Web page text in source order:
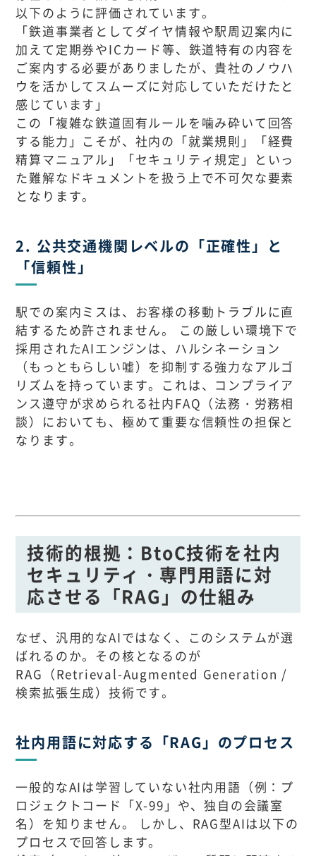
以下のように評価されています。
「鉄道事業者としてダイヤ情報や駅周辺案内に
加えて定期券やICカード等、鉄道特有の内容を
ご案内する必要がありましたが、貴社のノウハ
ウを活かしてスムーズに対応していただけたと
感じています」
この「複雑な鉄道固有ルールを噛み砕いて回答
する能力」こそが、社内の「就業規則」「経費
精算マニュアル」「セキュリティ規定」といっ
た難解なドキュメントを扱う上で不可欠な要素
となります。
2. 公共交通機関レベルの「正確性」と
「信頼性」
駅での案内ミスは、お客様の移動トラブルに直
結するため許されません。 この厳しい環境下で
採用されたAIエンジンは、ハルシネーション
（もっともらしい嘘）を抑制する強力なアルゴ
リズムを持っています。これは、コンプライア
ンス遵守が求められる社内FAQ（法務・労務相
談）においても、極めて重要な信頼性の担保と
なります。
技術的根拠：BtoC技術を社内
セキュリティ・専門用語に対
応させる「RAG」の仕組み
なぜ、汎用的なAIではなく、このシステムが選
ばれるのか。その核となるのが
RAG（Retrieval-Augmented Generation /
検索拡張生成）技術です。
社内用語に対応する「RAG」のプロセス
一般的なAIは学習していない社内用語（例：プ
ロジェクトコード「X-99」や、独自の会議室
名）を知りません。 しかし、RAG型AIは以下の
プロセスで回答します。